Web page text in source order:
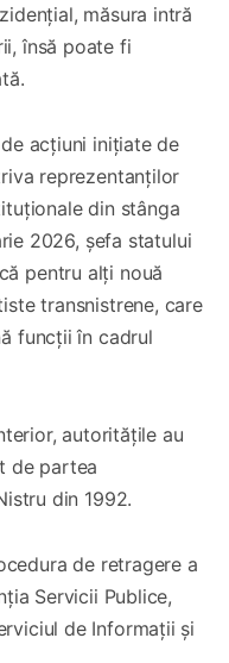
măsura intră
însă poate fi
acțiuni inițiate de
reprezentanților
din stânga
2026, șefa statului
pentru alți nouă
transnistrene, care
funcții în cadrul
autoritățile au
de partea
din 1992.
de retragere a
Servicii Publice,
de Informații și